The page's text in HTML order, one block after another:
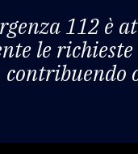
112 è
le